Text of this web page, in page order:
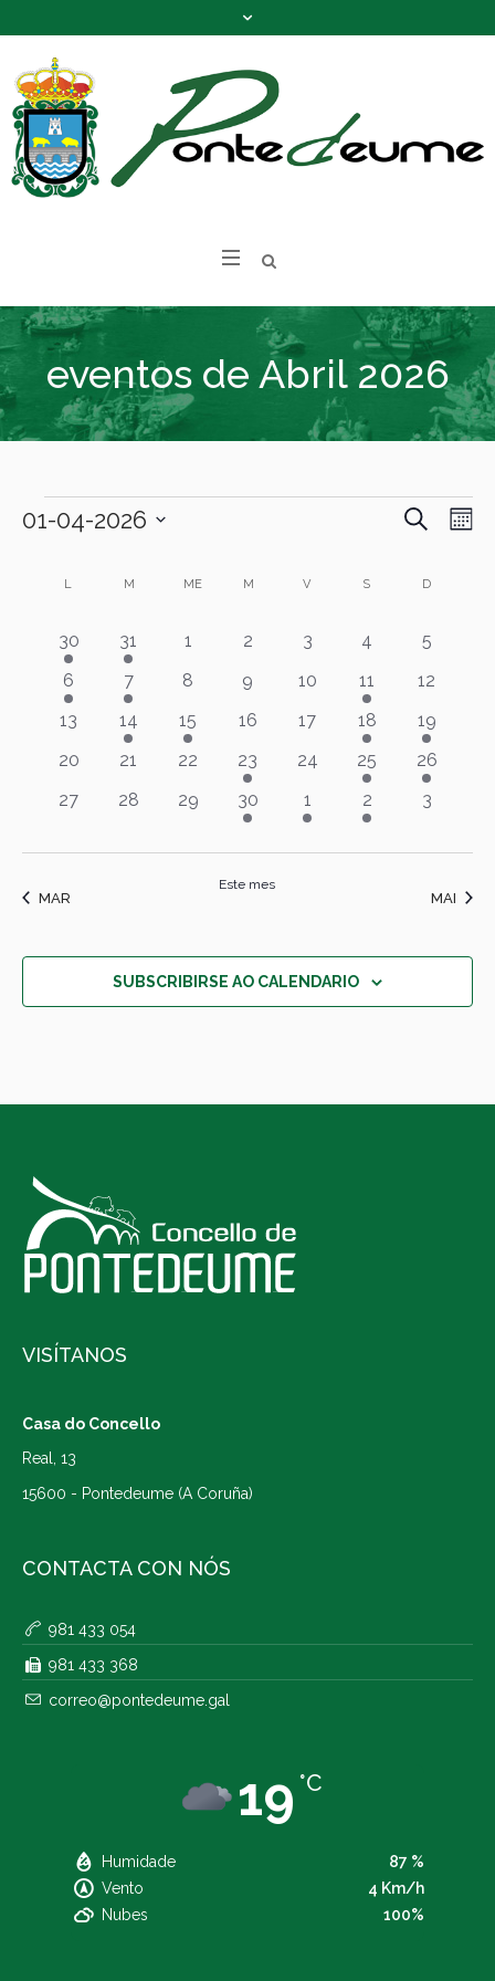
eventos de Abril 2026
eventos
busca
de
eventos
01-04-2026
Calendario
eventos
L M MARTESME MÉRCORES
M V S D
1 evento
30 1 evento
31 0 eventos
1 0 eventos
2 0 eventos
3 0 eventos
4 0
5
1 evento
6 1 evento
7 0 eventos
8 0 eventos
9 0 eventos
10 4 eventos
11 0
12
0 eventos
13 1 evento
14 2 eventos
15 0 eventos
16 0 eventos
17 2 eventos
18 1 evento
19
0 eventos
20 0 eventos
21 0 eventos
22 1 evento
23 0 eventos
24 2 eventos
25 1 evento
26
0 eventos
27 0 eventos
28 0 eventos
29 1 evento
30 1 evento
1 1 evento
2 0
3
MAR
Este mes
MAI
SUBSCRIBIRSE AO CALENDARIO
VISÍTANOS
Casa do Concello
Real, 13
15600 - Pontedeume (A Coruña)
CONTACTA CON NÓS
981 433 054
981 433 368
correo@pontedeume.gal
19 °C
Humidade
87 %
Vento
4 Km/h
Nubes
100%